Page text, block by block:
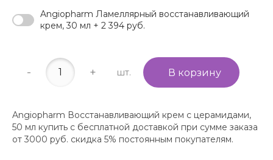
Angiopharm Ламеллярный восстанавливающий
крем, 30 мл + 2 394 руб.
- + шт. В корзину
Angiopharm Восстанавливающий крем с церамидами,
50 мл купить с бесплатной доставкой при сумме заказа
от 3000 руб. скидка 5% постоянным покупателям.